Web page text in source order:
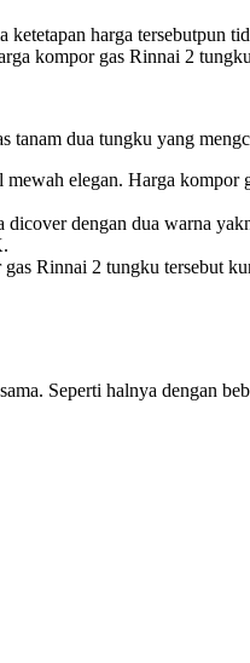
harga tersebutpun
kompor gas Rinnai 2
dua tungku yang
elegan. Harga kompor
dengan dua warna
Rinnai 2 tungku tersebut
Seperti halnya dengan